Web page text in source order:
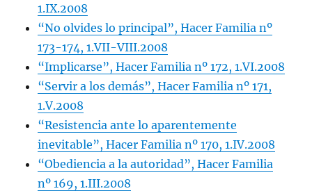
1.IX.2008
“No olvides lo principal”, Hacer Familia nº
173-174, 1.VII-VIII.2008
“Implicarse”, Hacer Familia nº 172, 1.VI.2008
“Servir a los demás”, Hacer Familia nº 171,
1.V.2008
“Resistencia ante lo aparentemente
inevitable”, Hacer Familia nº 170, 1.IV.2008
“Obediencia a la autoridad”, Hacer Familia
nº 169, 1.III.2008